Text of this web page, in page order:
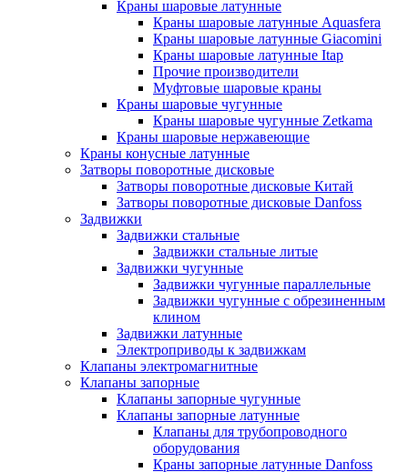
Краны шаровые латунные
Краны шаровые латунные Aquasfera
Краны шаровые латунные Giacomini
Краны шаровые латунные Itap
Прочие производители
Муфтовые шаровые краны
Краны шаровые чугунные
Краны шаровые чугунные Zetkama
Краны шаровые нержавеющие
Краны конусные латунные
Затворы поворотные дисковые
Затворы поворотные дисковые Китай
Затворы поворотные дисковые Danfoss
Задвижки
Задвижки стальные
Задвижки стальные литые
Задвижки чугунные
Задвижки чугунные параллельные
Задвижки чугунные с обрезиненным
клином
Задвижки латунные
Электроприводы к задвижкам
Клапаны электромагнитные
Клапаны запорные
Клапаны запорные чугунные
Клапаны запорные латунные
Клапаны для трубопроводного
оборудования
Краны запорные латунные Danfoss